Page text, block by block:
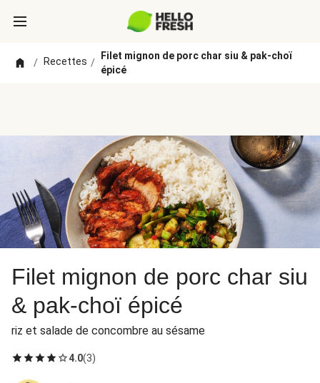
/ Recettes /
Filet mignon de porc char siu & pak-choï
épicé
Filet mignon de porc char siu
& pak-choï épicé
riz et salade de concombre au sésame
4.0(3)